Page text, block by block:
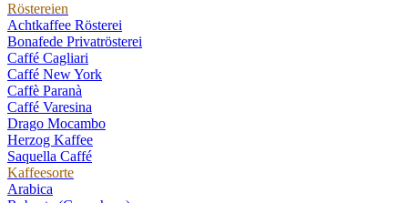
Röstereien
Achtkaffee Rösterei
Bonafede Privatrösterei
Caffé Cagliari
Caffé New York
Caffè Paranà
Caffé Varesina
Drago Mocambo
Herzog Kaffee
Saquella Caffé
Kaffeesorte
Arabica